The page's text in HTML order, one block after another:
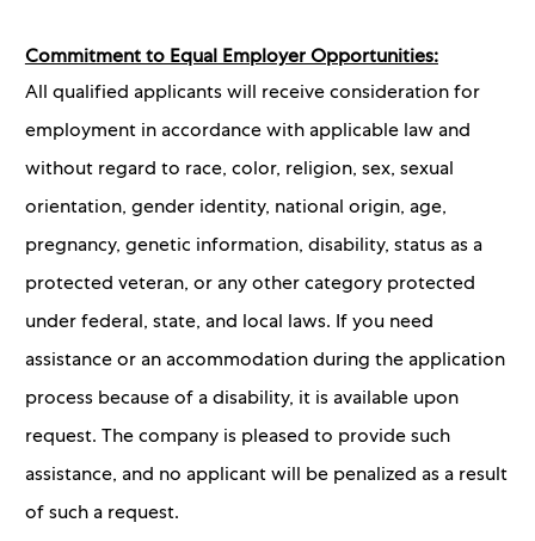
Commitment to Equal Employer Opportunities:
All qualified applicants will receive consideration for
employment in accordance with applicable law and
without regard to race, color, religion, sex, sexual
orientation, gender identity, national origin, age,
pregnancy, genetic information, disability, status as a
protected veteran, or any other category protected
under federal, state, and local laws. If you need
assistance or an accommodation during the application
process because of a disability, it is available upon
request. The company is pleased to provide such
assistance, and no applicant will be penalized as a result
of such a request.